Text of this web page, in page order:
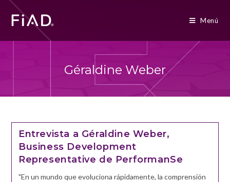
Menú
Géraldine Weber
Entrevista a Géraldine Weber,
Business Development
Representative de PerformanSe
"En un mundo que evoluciona rápidamente, la comprensión